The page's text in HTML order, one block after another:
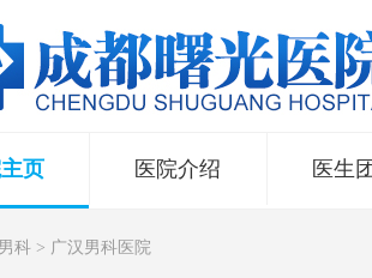
页 医院介绍 医生
科 > 广汉男科医院